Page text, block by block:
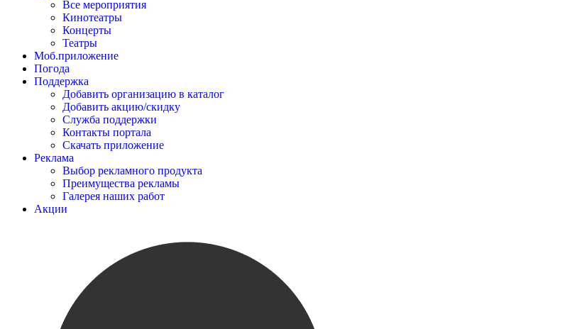
Все мероприятия
Кинотеатры
Концерты
Театры
Моб.приложение
Погода
Поддержка
Добавить организацию в каталог
Добавить акцию/скидку
Служба поддержки
Контакты портала
Скачать приложение
Реклама
Выбор рекламного продукта
Преимущества рекламы
Галерея наших работ
Акции